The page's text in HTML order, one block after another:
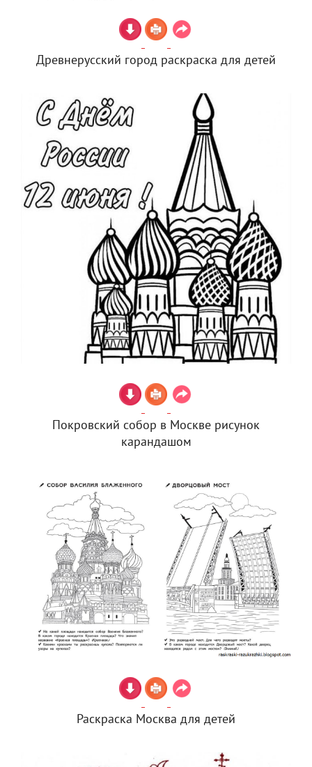
Древнерусский город раскраска для детей
Покровский собор в Москве рисунок
карандашом
Раскраска Москва для детей